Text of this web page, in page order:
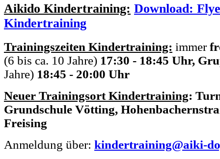
Aikido Kindertraining: Download:
Kindertraining
Trainingszeiten Kindertraining: immer
(6 bis ca. 10 Jahre) 17:30 - 18:45 Uhr,
Jahre) 18:45 - 20:00 Uhr
Neuer Trainingsort Kindertraining:
Grundschule Vötting,
Freising
Anmeldung über: kindertraining@aiki-